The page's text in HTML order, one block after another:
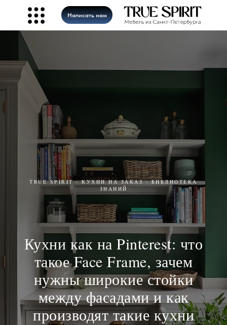
Написать нам
TRUE SPIRIT - КУХНИ НА ЗАКАЗ - БИБЛИОТЕКА
ЗНАНИЙ
Кухни как на Pinterest: что
такое Face Frame, зачем
нужны широкие стойки
между фасадами и как
производят такие кухни